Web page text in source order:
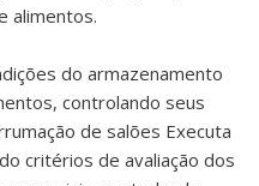
alimentos.
do armazenamento
controlando seus
de salões Executa
critérios de avaliação dos